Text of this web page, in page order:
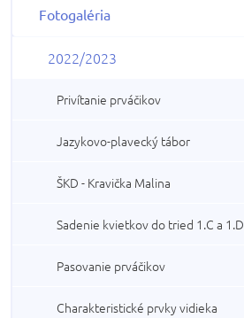
Fotogaléria
2022/2023
Privítanie prváčikov
Jazykovo-plavecký tábor
ŠKD - Kravička Malina
Sadenie kvietkov do tried 1.C a 1.D
Pasovanie prváčikov
Charakteristické prvky vidieka